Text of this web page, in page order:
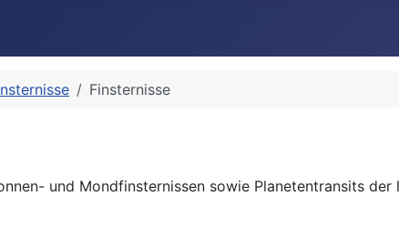
Finsternisse
und Mondfinsternissen sowie Planetentransits der